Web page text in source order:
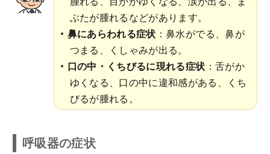
ぶたが腫れるなどがあります。
鼻にあらわれる症状 ：鼻水がでる、鼻が
つまる、くしゃみが出る。
口の中・くちびるに現れる症状 ：舌がか
ゆくなる、口の中に違和感がある、くち
びるが腫れる。
呼吸器の症状